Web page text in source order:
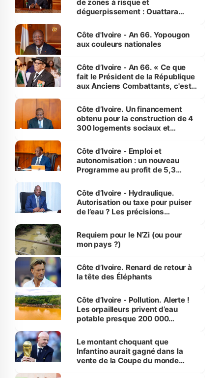
de zones à risque et
déguerpissement : Ouattara
l'Etat de droit pour préserver les
vies humaines »
Côte d'Ivoire - An 66. Yopougon
aux couleurs nationales
Côte d’Ivoire - An 66. « Ce que
fait le Président de la République
aux Anciens Combattants, c'est
Côte d’Ivoire. Un financement
obtenu pour la construction de 4
300 logements sociaux et
et Yamoussoukro
Côte d’Ivoire - Emploi et
autonomisation : un nouveau
Programme au profit de 5,3
Côte d’Ivoire - Hydraulique.
Autorisation ou taxe pour puiser
de l’eau ? Les précisions
Requiem pour le N’Zi (ou pour
mon pays ?)
Côte d’Ivoire. Renard de retour à
la tête des Éléphants
Côte d’Ivoire - Pollution. Alerte !
Les orpailleurs privent d’eau
potable presque 200 000
Le montant choquant que
Infantino aurait gagné dans la
vente de la Coupe du monde